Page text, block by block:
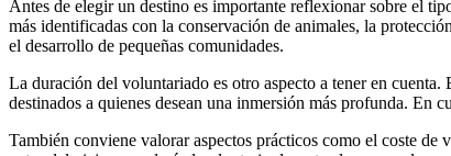
Antes de elegir un destino es importante reflexionar sobre el
más identificadas con la conservación de animales, la
el desarrollo de pequeñas comunidades.
La duración del voluntariado es otro aspecto a tener en cuenta.
destinados a quienes desean una inmersión más profunda. En
También conviene valorar aspectos prácticos como el coste